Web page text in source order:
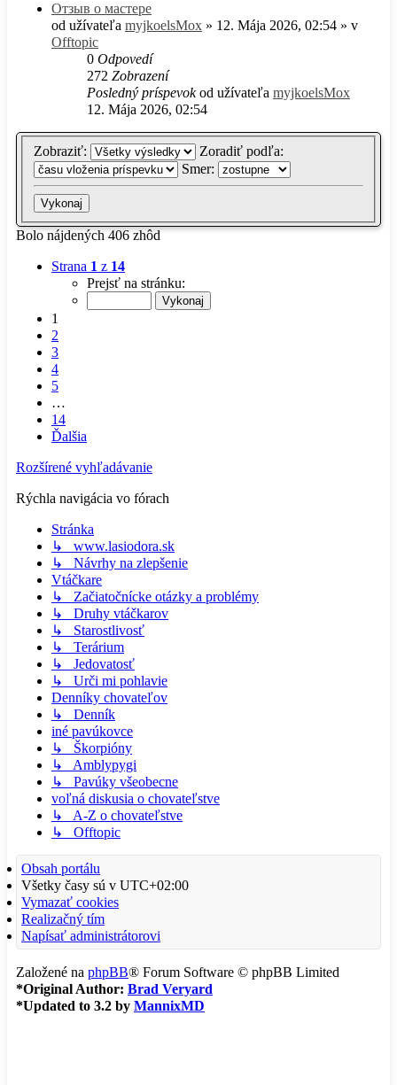
Отзыв о мастере
od užívateľa myjkoelsMox » 12. Mája 2026, 02:54 » v
Offtopic
0 Odpovedí
272 Zobrazení
Posledný príspevokod užívateľa myjkoelsMox
12. Mája 2026, 02:54
Zobraziť:
Zoradiť podľa:
Smer:
Bolo nájdených 406 zhôd
Strana 1 z 14
Prejsť na stránku:
1
2
3
4
5
…
14
Ďalšia
Rozšírené vyhľadávanie
Rýchla navigácia vo fórach
Stránka
↳ www.lasiodora.sk
↳ Návrhy na zlepšenie
Vtáčkare
↳ Začiatočnícke otázky a problémy
↳ Druhy vtáčkarov
↳ Starostlivosť
↳ Terárium
↳ Jedovatosť
↳ Urči mi pohlavie
Denníky chovateľov
↳ Denník
iné pavúkovce
↳ Škorpióny
↳ Amblypygi
↳ Pavúky všeobecne
voľná diskusia o chovateľstve
↳ A-Z o chovateľstve
↳ Offtopic
Obsah portálu
Všetky časy sú v UTC+02:00
Vymazať cookies
Realizačný tím
Napísať administrátorovi
Založené na phpBB® Forum Software © phpBB Limited
*Original Author: Brad Veryard
*Updated to 3.2 by MannixMD